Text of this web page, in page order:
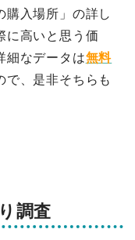
入場所」の詳し
に高いと思う価
細なデータは無料
で、是非そちらも
調査